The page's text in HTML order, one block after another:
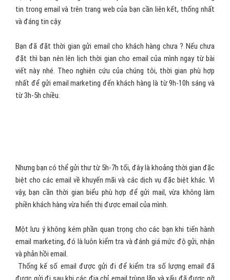
trọng trước khi bạn nhấn nút “SEND”.
hiểu, bạn nên đặt link trực tiếp đến website của mình. Nhiều khách
hàng sẽ e dè trong việc phải tải hoặc điền thông tin gửi đi từ email.
Hãy tăng cơ hội khách hàng tiếp cận và tìm hiểu thêm thông tin về
bạn qua những đường link trực tiếp đến website. Do đó, các thông
tin trong email và trên trang web của bạn cần liên kết, thống nhất
nhất để gửi email marketing đến khách hàng là từ 9h-10h sáng và
từ 3h-5h chiều.